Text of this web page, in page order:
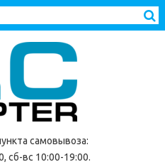
самовывоза:
сб-вс 10:00-19:00.